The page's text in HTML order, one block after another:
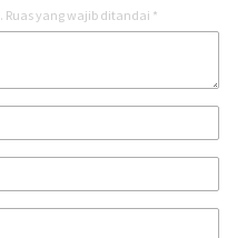
Ruas yang wajib ditandai *